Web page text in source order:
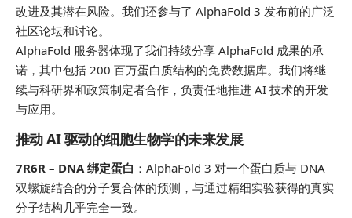
改进及其潜在风险。我们还参与了 AlphaFold 3 发布前的广泛
社区论坛和讨论。
AlphaFold 服务器体现了我们持续分享 AlphaFold 成果的承
诺，其中包括 200 百万蛋白质结构的免费数据库。我们将继
续与科研界和政策制定者合作，负责任地推进 AI 技术的开发
与应用。
推动 AI 驱动的细胞生物学的未来发展
7R6R – DNA 绑定蛋白 ：AlphaFold 3 对一个蛋白质与 DNA
双螺旋结合的分子复合体的预测，与通过精细实验获得的真实
分子结构几乎完全一致。